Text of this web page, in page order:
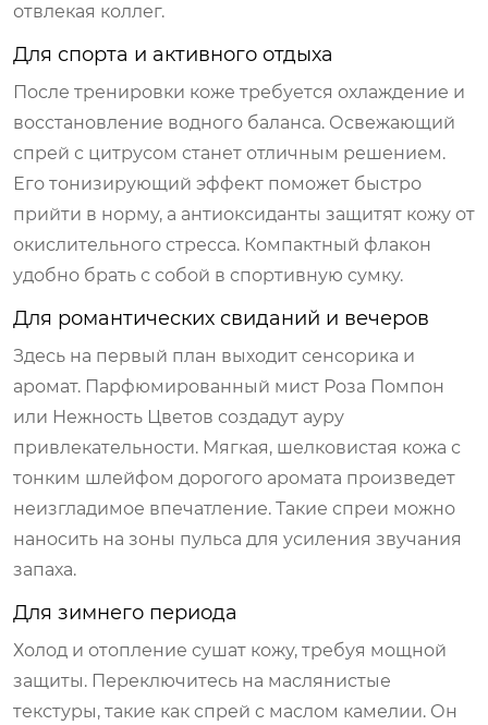
отвлекая коллег.
Для спорта и активного отдыха
После тренировки коже требуется охлаждение и
восстановление водного баланса. Освежающий
спрей с цитрусом станет отличным решением.
Его тонизирующий эффект поможет быстро
прийти в норму, а антиоксиданты защитят кожу от
окислительного стресса. Компактный флакон
удобно брать с собой в спортивную сумку.
Для романтических свиданий и вечеров
Здесь на первый план выходит сенсорика и
аромат. Парфюмированный мист Роза Помпон
или Нежность Цветов создадут ауру
привлекательности. Мягкая, шелковистая кожа с
тонким шлейфом дорогого аромата произведет
неизгладимое впечатление. Такие спреи можно
наносить на зоны пульса для усиления звучания
запаха.
Для зимнего периода
Холод и отопление сушат кожу, требуя мощной
защиты. Переключитесь на маслянистые
текстуры, такие как спрей с маслом камелии. Он